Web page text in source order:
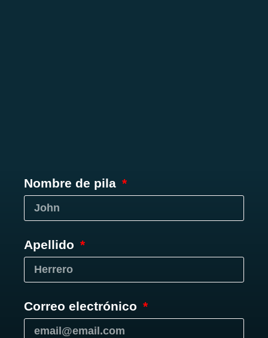
Nombre de pila
Apellido
Correo electrónico